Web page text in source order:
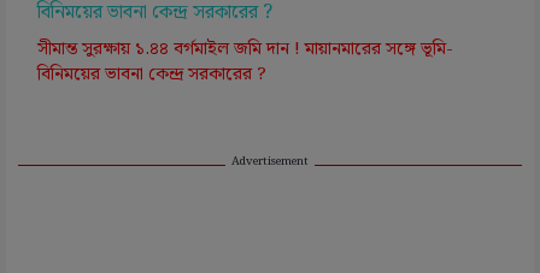
সীমান্ত সুরক্ষায় ১.৪৪ বর্গমাইল জমি দান ! মায়ানমারের সঙ্গে ভূমি-
বিনিময়ের ভাবনা কেন্দ্র সরকারের ?
Advertisement